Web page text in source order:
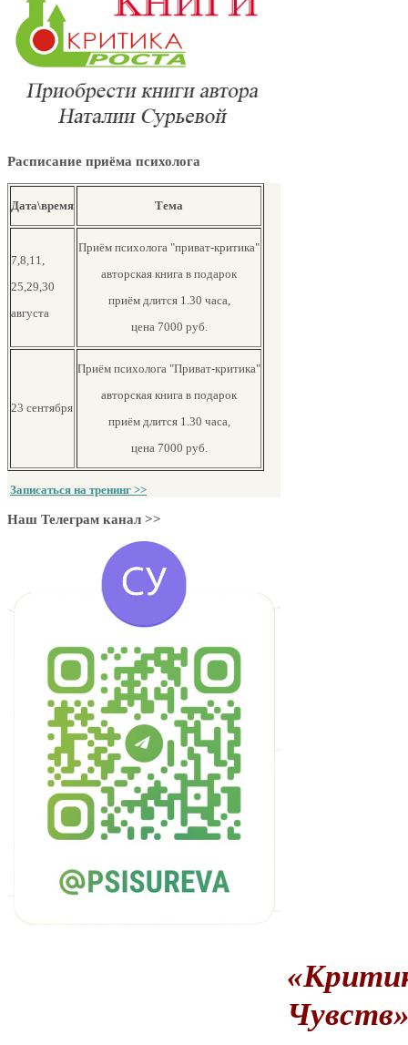
Расписание приёма психолога
Дата\время Тема
7,8,11,
25,29,30
августа
Приём психолога "приват-критика"
авторская книга в подарок
приём длится 1.30 часа,
цена 7000 руб.
23 сентября
Приём психолога "Приват-критика"
авторская книга в подарок
приём длится 1.30 часа,
цена 7000 руб.
Записаться на тренинг >>
Наш Телеграм канал >>